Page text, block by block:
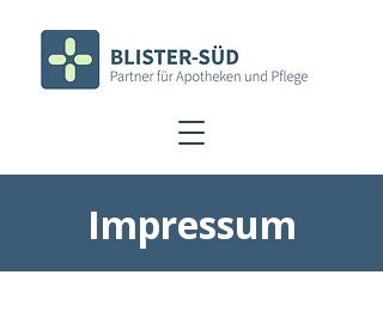
Impressum